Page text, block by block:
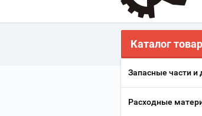
Каталог
Запасные части и
Расходные